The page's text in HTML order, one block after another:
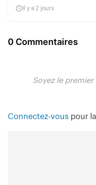
Il y a 2 jours
0 Commentaires
Soyez le
Connectez-vous pour